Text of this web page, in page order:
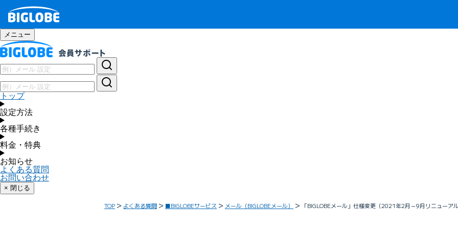
メニュー
トップ
設定方法
各種手続き
料金・特典
お知らせ
よくある質問
お問い合わせ
× 閉じる
TOP よくある質問 ■BIGLOBEサービス メール（BIGLOBEメール） 「BIGLOBEメール」仕様変更（2021年2月～9月リニューアル